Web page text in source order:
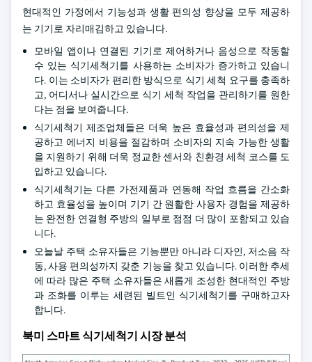
현대적인 가정에서 기능성과 생활 편의성 향상을 모두 제공하
는 기기로 자리매김하고 있습니다.
모바일 앱이나 연결된 기기로 제어하거나 음성으로 작동할
수 있는 식기세척기를 사용하는 소비자가 증가하고 있습니
다. 이는 소비자가 편리한 방식으로 식기 세척 요구를 충족하
고, 어디서나 실시간으로 식기 세척 작업을 관리하기를 원한
다는 점을 보여줍니다.
식기세척기 제조업체들은 더욱 높은 효율성과 편의성을 제
공하고 에너지 비용을 절감하며 소비자의 지속 가능한 생활
을 지원하기 위해 더욱 정교한 센서와 친환경 세척 코스를 도
입하고 있습니다.
식기세척기는 다른 가전제품과 연동해 작업 흐름을 간소화
하고 효율성을 높이며 기기 간 원활한 사용자 경험을 제공하
는 완전한 연결형 주방의 일부로 점점 더 많이 포함되고 있습
니다.
오늘날 주택 소유자들은 기능뿐만 아니라 디자인, 저소음 작
동, 사용 편의성까지 갖춘 기능을 찾고 있습니다. 이러한 추세
에 따라 많은 주택 소유자들은 새롭게 조성한 현대적인 주방
과 조화를 이루는 세련된 빌트인 식기세척기를 구매하고자
합니다.
북미 스마트 식기세척기 시장 분석